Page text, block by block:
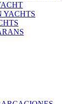
YACHTS